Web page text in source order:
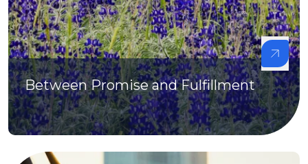
Between Promise and Fulfillment